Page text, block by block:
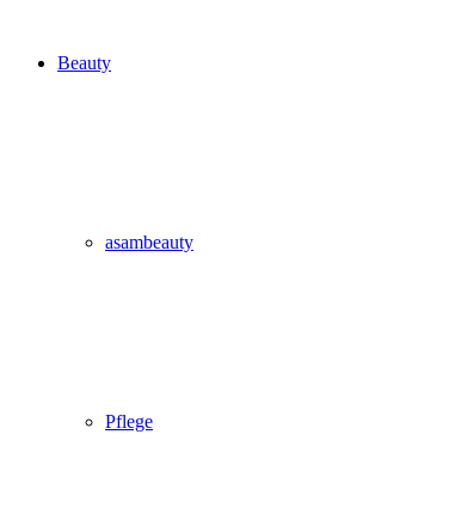
Beauty
asambeauty
Pflege